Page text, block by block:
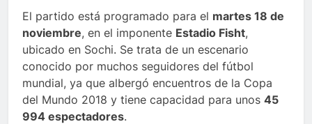
El partido está programado para el martes 18 de
noviembre, en el imponente Estadio Fisht,
ubicado en Sochi. Se trata de un escenario
conocido por muchos seguidores del fútbol
mundial, ya que albergó encuentros de la Copa
del Mundo 2018 y tiene capacidad para unos 45
994 espectadores.